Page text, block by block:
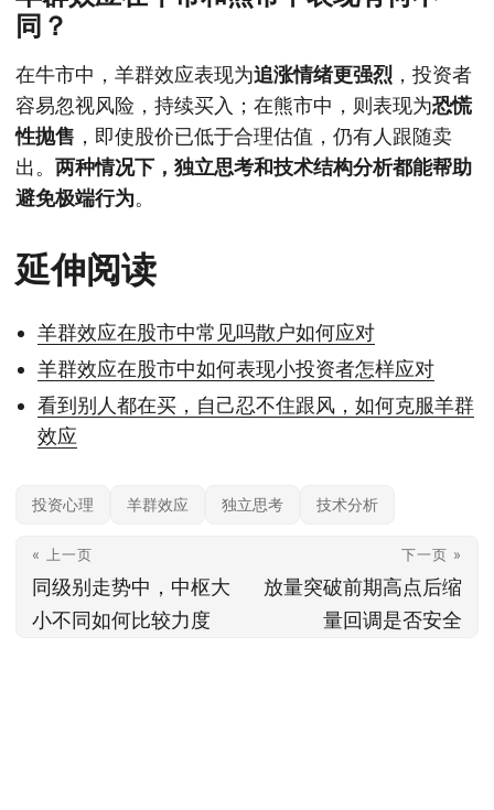
同？
在牛市中，羊群效应表现为追涨情绪更强烈 ，投资者
容易忽视风险，持续买入；在熊市中，则表现为恐慌
性抛售 ，即使股价已低于合理估值，仍有人跟随卖
出。 两种情况下，独立思考和技术结构分析都能帮助
避免极端行为。
延伸阅读
羊群效应在股市中常见吗散户如何应对
羊群效应在股市中如何表现小投资者怎样应对
看到别人都在买，自己忍不住跟风，如何克服羊群
效应
投资心理 羊群效应 独立思考 技术分析
« 上一页
同级别走势中，中枢大
小不同如何比较力度
下一页 »
放量突破前期高点后缩
量回调是否安全